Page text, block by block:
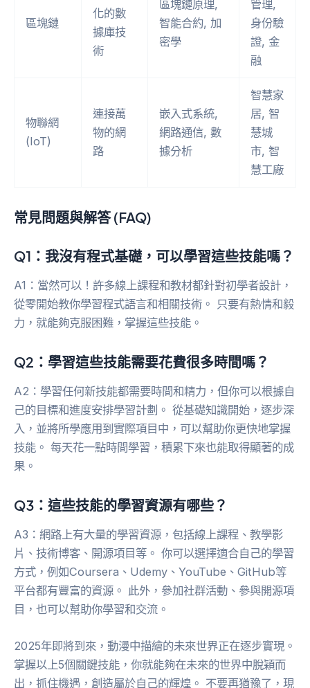
區塊鏈
化的數
據庫技
術
區塊鏈原理,
智能合約, 加
密學
管理,
身份驗
證, 金
融
物聯網
(IoT)
連接萬
物的網
路
嵌入式系統,
網路通信, 數
據分析
智慧家
居, 智
慧城
市, 智
慧工廠
常見問題與解答 (FAQ)
Q1：我沒有程式基礎，可以學習這些技能嗎？
A1：當然可以！許多線上課程和教材都針對初學者設計，
從零開始教你學習程式語言和相關技術。 只要有熱情和毅
力，就能夠克服困難，掌握這些技能。
Q2：學習這些技能需要花費很多時間嗎？
A2：學習任何新技能都需要時間和精力，但你可以根據自
己的目標和進度安排學習計劃。 從基礎知識開始，逐步深
入，並將所學應用到實際項目中，可以幫助你更快地掌握
技能。 每天花一點時間學習，積累下來也能取得顯著的成
果。
Q3：這些技能的學習資源有哪些？
A3：網路上有大量的學習資源，包括線上課程、教學影
片、技術博客、開源項目等。 你可以選擇適合自己的學習
方式，例如Coursera、Udemy、YouTube、GitHub等
平台都有豐富的資源。 此外，參加社群活動、參與開源項
目，也可以幫助你學習和交流。
2025年即將到來，動漫中描繪的未來世界正在逐步實現。
掌握以上5個關鍵技能，你就能夠在未來的世界中脫穎而
出，抓住機遇，創造屬於自己的輝煌。 不要再猶豫了，現